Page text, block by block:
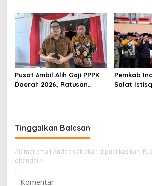
Elemen Masyarakat
2026
Pusat Ambil Alih Gaji PPPK
Daerah 2026, Ratusan
Pemkab
Salat
Tinggalkan Balasan
Alamat email Anda tidak akan dipublikasikan.
ditandai *